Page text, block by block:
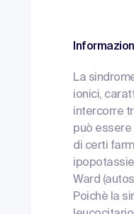
La
ionici,
intercorre
può
di certi
Ward
Poichè la